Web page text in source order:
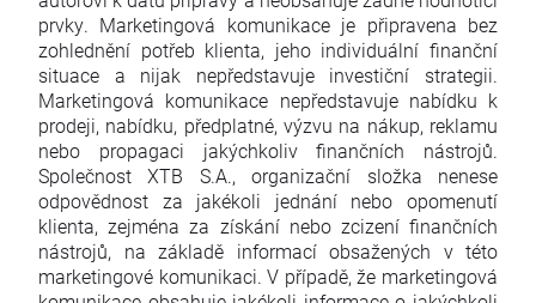
prvky. Marketingová komunikace je připravena bez
zohlednění potřeb klienta, jeho individuální finanční
situace a nijak nepředstavuje investiční strategii.
Marketingová komunikace nepředstavuje nabídku k
prodeji, nabídku, předplatné, výzvu na nákup, reklamu
nebo propagaci jakýchkoliv finančních nástrojů.
Společnost XTB S.A., organizační složka nenese
odpovědnost za jakékoli jednání nebo opomenutí
klienta, zejména za získání nebo zcizení finančních
nástrojů, na základě informací obsažených v této
marketingové komunikaci. V případě, že marketingová